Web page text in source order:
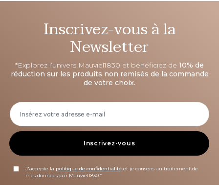
Inscrivez-vous à la
Newsletter
*Explorez l’univers Mauviel1830 et bénéficiez de 10% de
réduction sur les produits non remisés de la commande
de votre choix.
Inscrivez-vous
J'accepte la politique de confidentialité et je consens au traitement de
mes données par Mauviel1830.*